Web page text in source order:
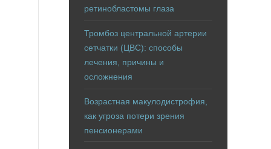
ретинобластомы глаза
Тромбоз центральной артерии
сетчатки (ЦВС): способы
лечения, причины и
осложнения
Возрастная макулодистрофия,
как угроза потери зрения
пенсионерами